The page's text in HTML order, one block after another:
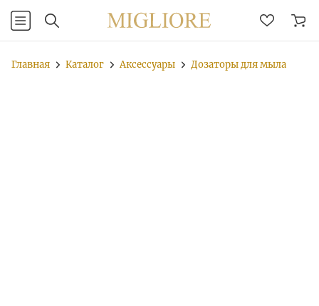
Главная Каталог Аксессуары Дозаторы для мыла